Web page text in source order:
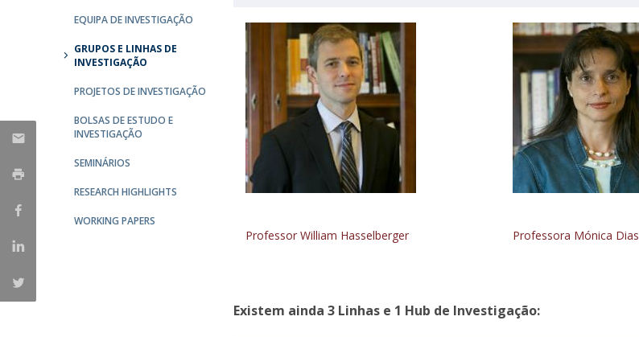
Centro de Investigação do Instituto de
Estudos Políticos
Centro de Estudos Europeus
Palestra Anual Alexis de Tocqueville
Conferências do Atlântico
Seminários Internacionais
Palestra Anual Winston Churchill
IEP Alumni Club
Career Day
EQUIPA DE INVESTIGAÇÃO
GRUPOS E LINHAS DE
INVESTIGAÇÃO
PROJETOS DE INVESTIGAÇÃO
BOLSAS DE ESTUDO E
INVESTIGAÇÃO
SEMINÁRIOS
RESEARCH HIGHLIGHTS
WORKING PAPERS
Professor William Hasselberger Professora Mónica Dias
Existem ainda 3 Linhas e 1 Hub de Investigação: